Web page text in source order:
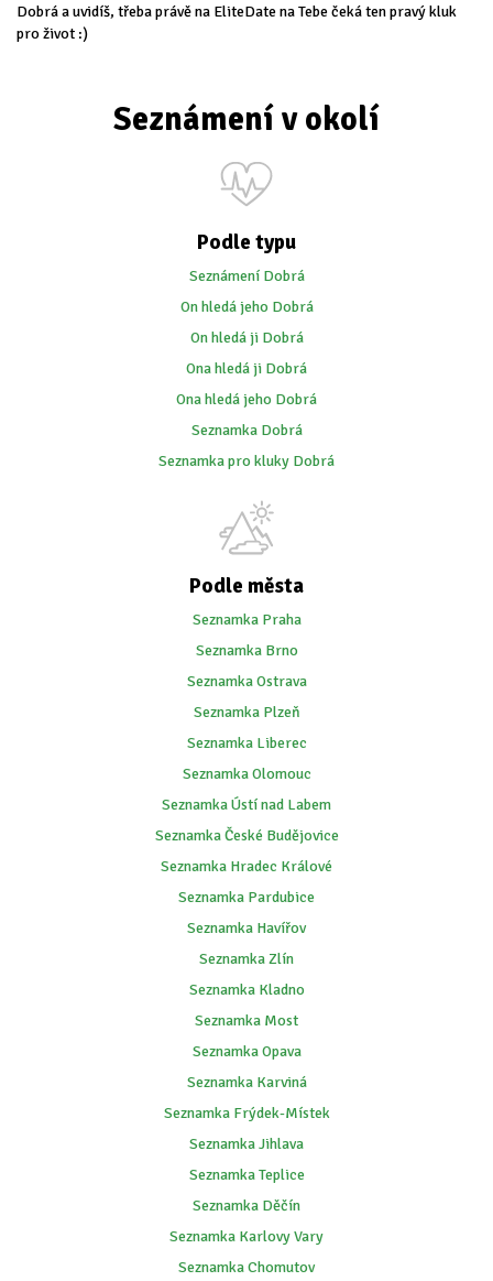
Dobrá a uvidíš, třeba právě na EliteDate na Tebe čeká ten pravý kluk
pro život :)
Seznámení v okolí
Podle typu
Seznámení Dobrá
On hledá jeho Dobrá
On hledá ji Dobrá
Ona hledá ji Dobrá
Ona hledá jeho Dobrá
Seznamka Dobrá
Seznamka pro kluky Dobrá
Podle města
Seznamka Praha
Seznamka Brno
Seznamka Ostrava
Seznamka Plzeň
Seznamka Liberec
Seznamka Olomouc
Seznamka Ústí nad Labem
Seznamka České Budějovice
Seznamka Hradec Králové
Seznamka Pardubice
Seznamka Havířov
Seznamka Zlín
Seznamka Kladno
Seznamka Most
Seznamka Opava
Seznamka Karviná
Seznamka Frýdek-Místek
Seznamka Jihlava
Seznamka Teplice
Seznamka Děčín
Seznamka Karlovy Vary
Seznamka Chomutov